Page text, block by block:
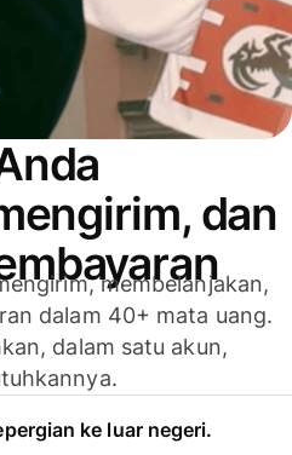
dan
membelanjakan,
dalam 40+ mata uang.
dalam satu akun,
ke luar negeri.